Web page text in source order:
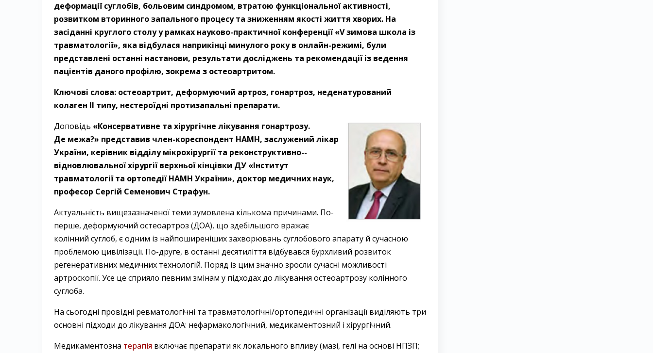
деформації суглобів, больовим синдромом, втратою функціональної активності,
розвитком вторинного запального процесу та зниженням якості життя хворих. На
засіданні круглого столу у рамках науково-практичної конференції «V зимова школа із
травматології», яка відбулася наприкінці минулого року в онлайн-режимі, були
представлені останні настанови, результати досліджень та рекомендації із ведення
пацієнтів даного профілю, зокрема з остеоартритом.
Ключові слова: остеоартрит, деформуючий артроз, гонартроз, неденатурований
колаген ІІ типу, нестероїдні протизапальні препарати.
Доповідь «Консервативне та хірургічне лікування гонартрозу.
Де межа?» представив член-кореспондент НАМН, заслужений ­лікар
України, керівник відділу мікрохірургії та реконструктивно-­
відновлювальної хірургії верхньої кінцівки ДУ «Інститут
травматології та ортопедії НАМН України», доктор медичних наук,
професор ­Сергій Семенович Страфун.
Актуальність вищезазначеної теми зумовлена кількома причинами. По-
перше, деформуючий остеоартроз (ДОА), що здебільшого вражає
колінний суглоб, є одним із найпоширеніших захворювань суглобового апарату й сучасною
проблемою цивілізації. По-друге, в останні десятиліття відбувався бурхливий розвиток
регенеративних медичних технологій. Поряд із цим значно зросли сучасні можливості
артроскопії. Усе це сприяло певним змінам у підходах до лікування остеоартрозу колінного
суглоба.
На сьогодні провідні ревматологічні та травматологічні/ортопедичні організації виділяють три
основні підходи до лікування ДОА: нефармакологічний, медикаментозний і хірургічний.
Медикаментозна терапія включає препарати як локального впливу (мазі, гелі на основі НПЗП;